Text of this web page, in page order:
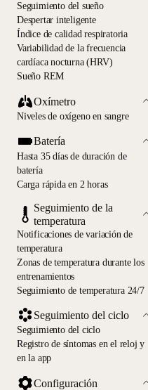
Seguimiento del sueño
Despertar inteligente
Índice de calidad respiratoria
Variabilidad de la frecuencia
cardíaca nocturna (HRV)
Sueño REM
Oxímetro
Niveles de oxígeno en sangre
Batería
Hasta 35 días de duración de
batería
Carga rápida en 2 horas
Seguimiento de la
temperatura
Notificaciones de variación de
temperatura
Zonas de temperatura durante los
entrenamientos
Seguimiento de temperatura 24/7
Seguimiento del ciclo
Seguimiento del ciclo
Registro de síntomas en el reloj y
en la app
Configuración